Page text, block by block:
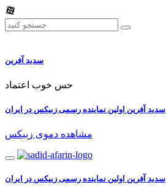
سدید آفرین
حس خوب اعتماد
سدید آفرین اولین نماینده رسمی زبیکس در ایران
مشاهده دموی زبیکس
سدید آفرین اولین نماینده رسمی زبیکس در ایران